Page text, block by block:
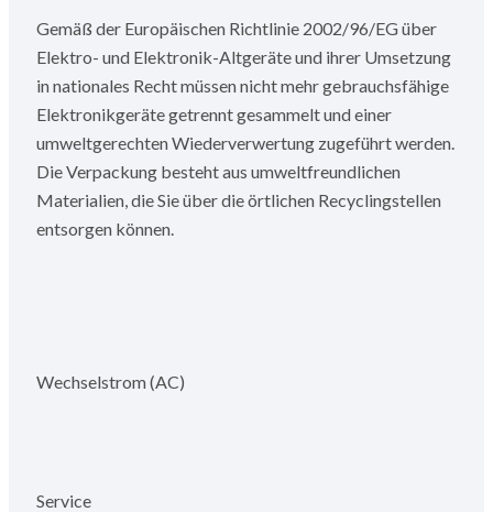
Gemäß der Europäischen Richtlinie 2002/96/EG über
Elektro- und Elektronik-Altgeräte und ihrer Umsetzung
in nationales Recht müssen nicht mehr gebrauchsfähige
Elektronikgeräte getrennt gesammelt und einer
umweltgerechten Wiederverwertung zugeführt werden.
Die Verpackung besteht aus umweltfreundlichen
Materialien, die Sie über die örtlichen Recyclingstellen
entsorgen können.
Wechselstrom (AC)
Service